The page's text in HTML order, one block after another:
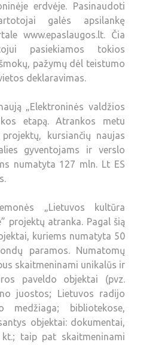
erdvėje. Pasinaudoti
galės apsilankę
www.epaslaugos.lt. Čia
pasiekiamos tokios
pažymų dėl teistumo
deklaravimas.
„Elektroninės valdžios
etapą. Atrankos metu
kursiančių naujas
gyventojams ir verslo
numatyta 127 mln. Lt ES
„Lietuvos kultūra
projektų atranka. Pagal šią
kuriems numatyta 50
paramos. Numatomų
skaitmeninami unikalūs ir
paveldo objektai (pvz.
juostos; Lietuvos radijo
medžiaga; bibliotekose,
objektai: dokumentai,
taip pat skaitmeninami